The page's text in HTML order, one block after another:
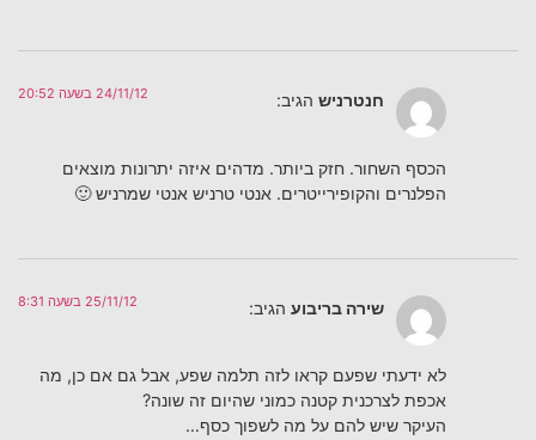
חנטרניש הגיב: 24/11/12 בשעה 20:52
הכסף השחור. חזק ביותר. מדהים איזה יתרונות מוצאים
הפלנרים והקופירייטרים. אנטי טרניש אנטי שמרניש 🙂
שירה בריבוע הגיב: 25/11/12 בשעה 8:31
לא ידעתי שפעם קראו לזה תלמה שפע, אבל גם אם כן, מה
אכפת לצרכנית קטנה כמוני שהיום זה שונה?
העיקר שיש להם על מה לשפוך כסף…